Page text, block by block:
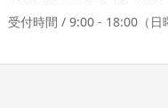
受付時間 / 9:00 - 18:00（日